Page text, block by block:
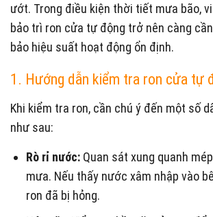
ướt. Trong điều kiện thời tiết mưa bão,
bảo trì ron cửa tự động trở nên càng
bảo hiệu suất hoạt động ổn định.
1. Hướng dẫn kiểm tra ron cửa tự
Khi kiểm tra ron, cần chú ý đến một số
như sau:
Rò rỉ nước: Quan sát xung quanh
mưa. Nếu thấy nước xâm nhập vào
ron đã bị hỏng.